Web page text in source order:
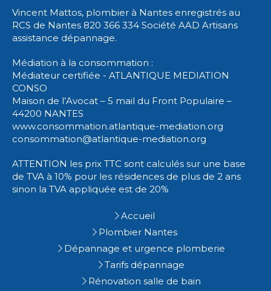
Vincent Mattos, plombier à Nantes enregistrés au
RCS de Nantes 820 366 334 Société AAD Artisans
assistance dépannage.
Médiation à la consommation :
Médiateur certifiée - ATLANTIQUE MEDIATION
CONSO
Maison de l’Avocat – 5 mail du Front Populaire –
44200 NANTES
www.consommation.atlantique-mediation.org
consommation@atlantique-mediation.org
ATTENTION les prix TTC sont calculés sur une base
de TVA à 10% pour les résidences de plus de 2 ans
sinon la TVA appliquée est de 20%
Accueil
Plombier Nantes
Dépannage et urgence plomberie
Tarifs dépannage
Rénovation salle de bain